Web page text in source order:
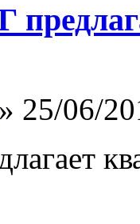
» 25/06/